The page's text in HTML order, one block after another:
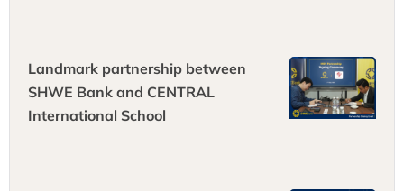
Landmark partnership between
SHWE Bank and CENTRAL
International School